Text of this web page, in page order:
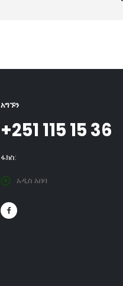
አግኙን
+251 115 15 36
ፋክስ:
አዲስ አበባ